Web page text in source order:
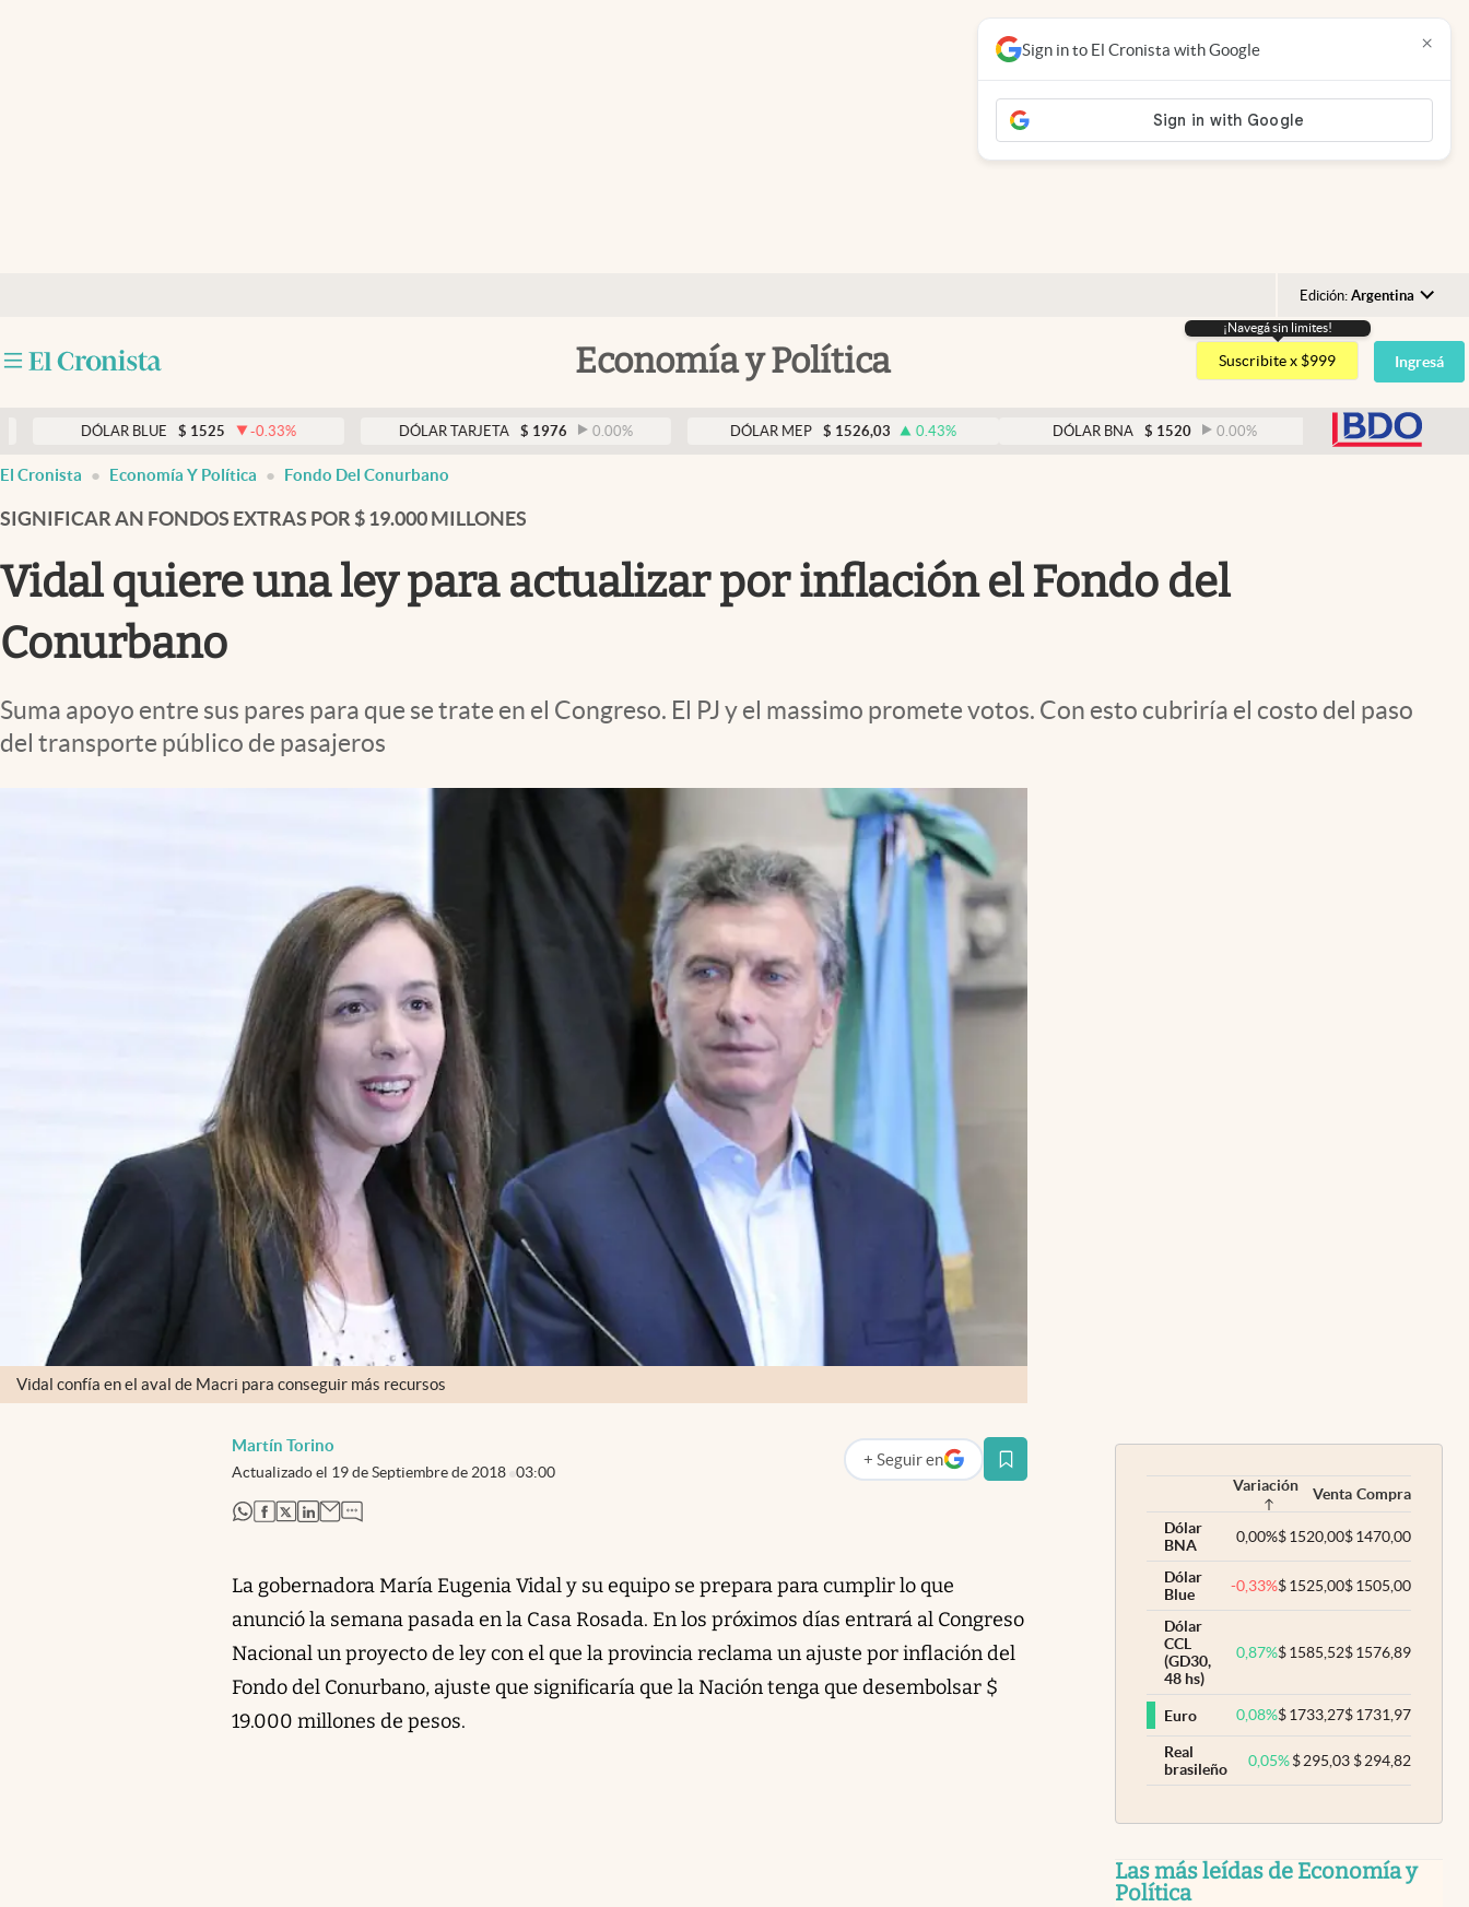
Edición: Argentina
Argentina
España
USA
Economía y Política
Clima
Mundial 2026
El Cronista Studio
Mediakit
¡Navegá sin limites!
Suscribite x $999 Ingresá
DÓLAR BLUE $ 1525 -0.33 % DÓLAR TARJETA $ 1976 0.00% DÓLAR MEP $ 1526,03 0.43% DÓLAR BNA $ 1520 0.00% DÓLAR BLUE $
Sign in to El Cronista with Google ×
El Cronista Economía Y Política Fondo Del Conurbano
SIGNIFICAR AN FONDOS EXTRAS POR $ 19.000 MILLONES
Vidal quiere una ley para actualizar por inflación el Fondo del
Conurbano
Suma apoyo entre sus pares para que se trate en el Congreso. El PJ y el massimo promete votos. Con esto cubriría el costo del paso
del transporte público de pasajeros
Vidal confía en el aval de Macri para conseguir más recursos
Martín Torino
Actualizado el 19 de Septiembre de 2018 03:00
+ Seguir en
abre en nueva pestaña
abre en nueva pestaña
abre en nueva pestaña
abre en nueva pestaña
abre en nueva pestaña
La gobernadora María Eugenia Vidal y su equipo se prepara para cumplir lo que
anunció la semana pasada en la Casa Rosada. En los próximos días entrará al Congreso
Nacional un proyecto de ley con el que la provincia reclama un ajuste por inflación del
Fondo del Conurbano, ajuste que significaría que la Nación tenga que desembolsar $
19.000 millones de pesos.
Variación Venta Compra
Dólar
BNA
0,00%$1520,00$1470,00
Dólar
Blue
-0,33%$1525,00$1505,00
Dólar
CCL
(GD30,
48 hs)
0,87%$1585,52$1576,89
Euro 0,08%$1733,27$1731,97
Real
brasileño
0,05% $295,03 $294,82
Las más leídas de Economía y
Política